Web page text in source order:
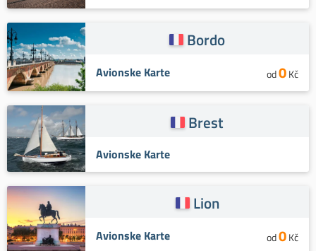
Bordo
Avionske Karte od0Kč
Brest
Avionske Karte
Lion
Avionske Karte od0Kč